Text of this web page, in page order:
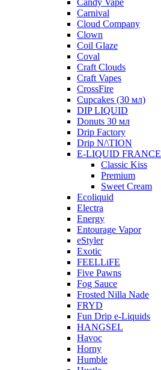
Carnival
Cloud Company
Clown
Coil Glaze
Coval
Craft Clouds
Craft Vapes
CrossFire
Cupcakes (30 мл)
DIP LIQUID
Donuts 30 мл
Drip Factory
Drip N/\TION
E-LIQUID FRANCE
Classic Kiss
Premium
Sweet Cream
Ecoliquid
Electra
Energy
Entourage Vapor
eStyler
Exotic
FEELLiFE
Five Pawns
Fog Sauce
Frosted Nilla Nade
FRYD
Fun Drip e-Liquids
HANGSEL
Havoc
Horny
Humble